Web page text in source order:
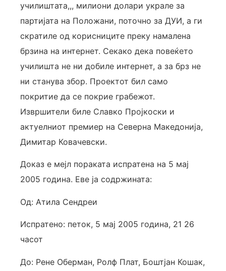
училиштата,,, милиони долари украле за
партијата на Положани, поточно за ДУИ, а ги
скратиле од корисниците преку намалена
брзина на интернет. Секако дека повеќето
училишта не ни добиле интернет, а за брз не
ни станува збор. Проектот бил само
покритие да се покрие грабежот.
Извршители биле Славко Пројкоски и
актуелниот премиер на Северна Македонија,
Димитар Ковачевски.
Доказ е мејл пораката испратена на 5 мај
2005 година. Еве ја содржината:
Од: Атила Сендреи
Испратено: петок, 5 мај 2005 година, 21 26
часот
До: Рене Оберман, Ролф Плат, Боштјан Кошак,